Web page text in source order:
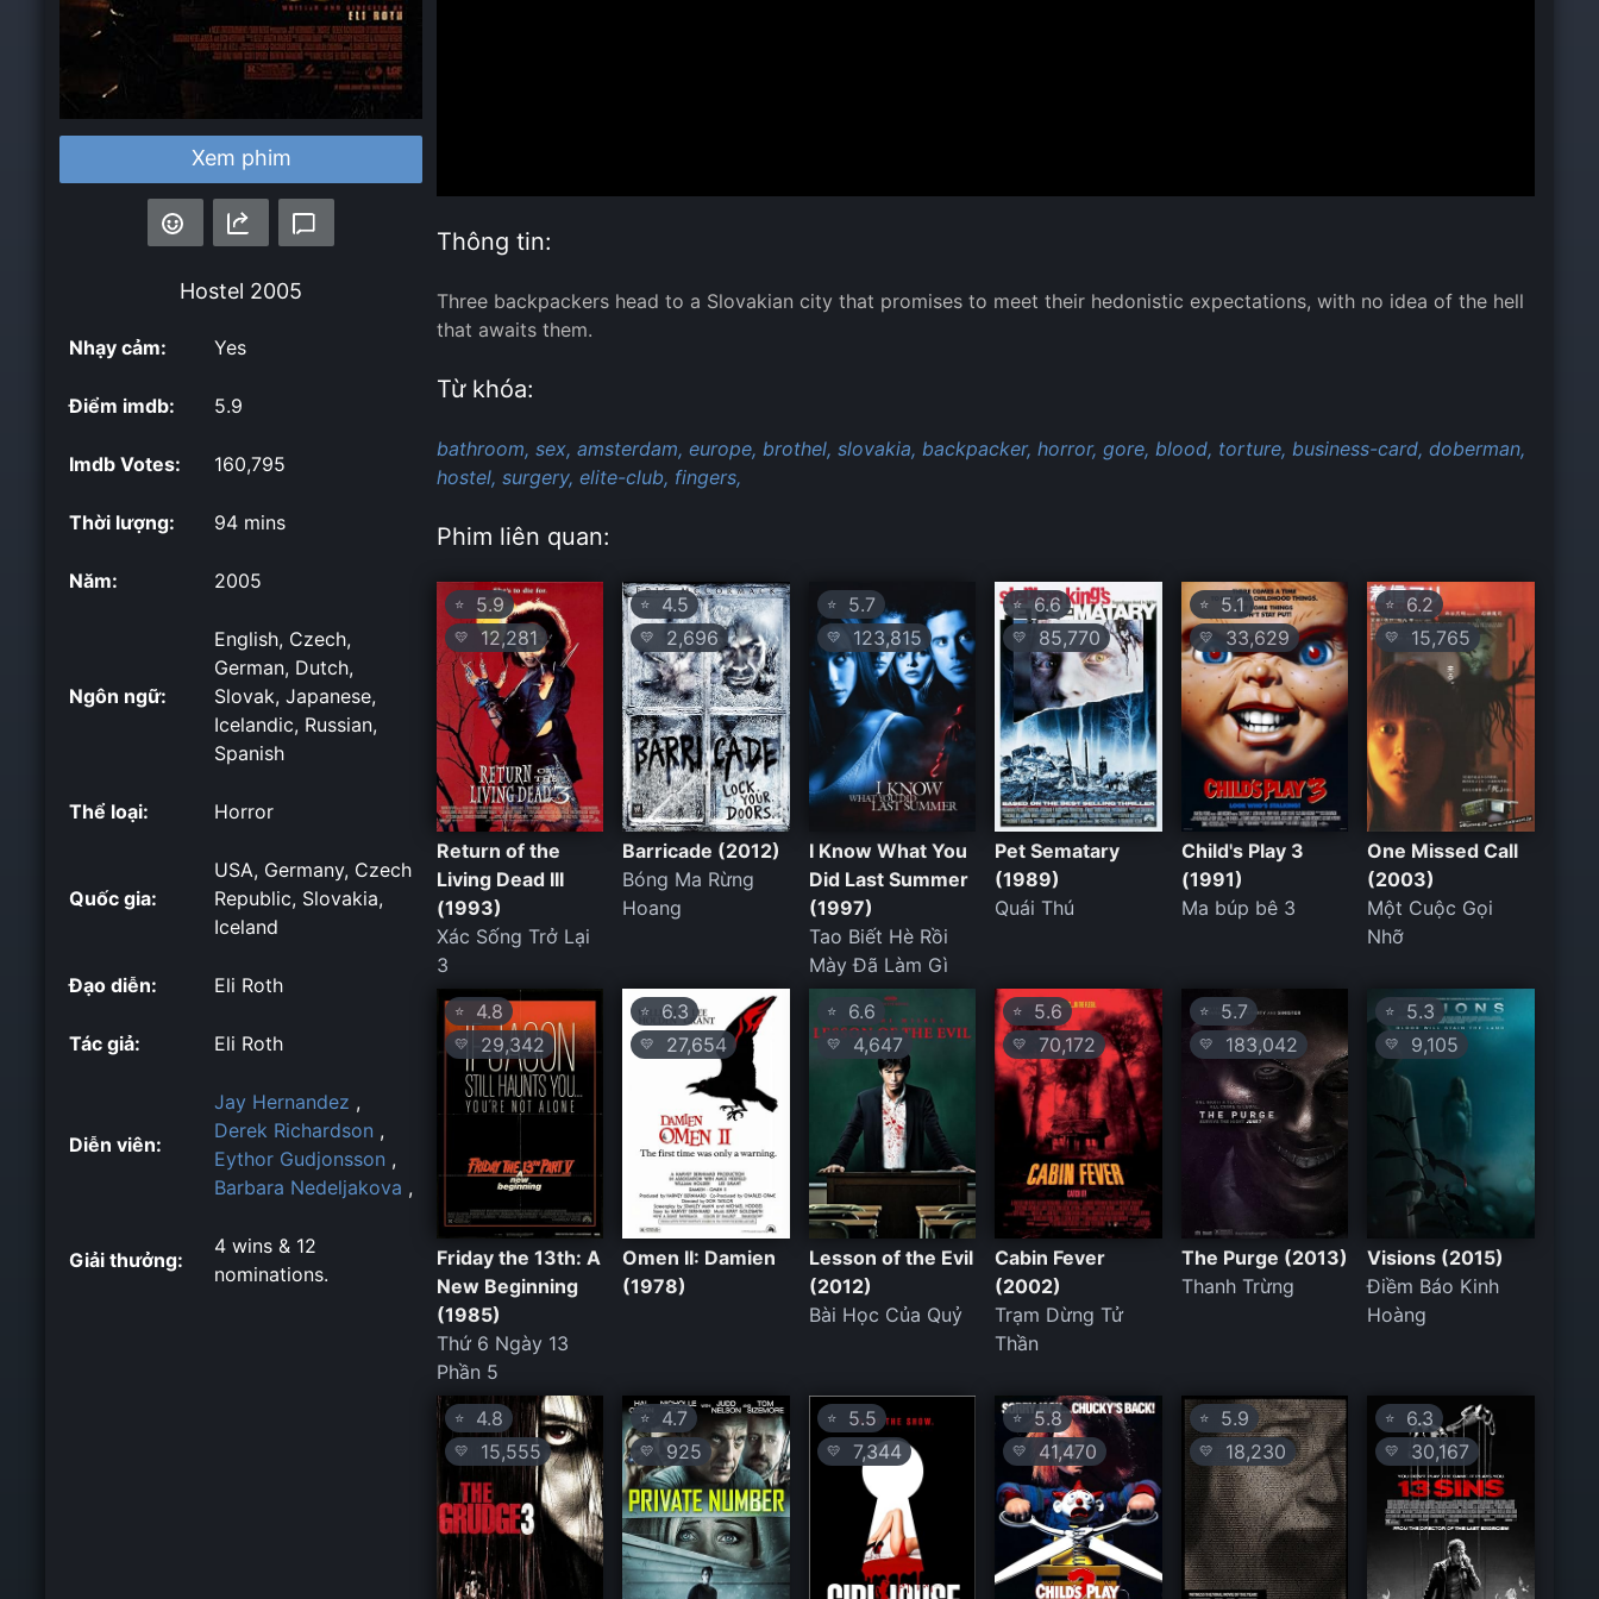
Xem phim
Hostel 2005
Nhạy cảm: Yes
Điểm imdb: 5.9
Imdb Votes: 160,795
Thời lượng: 94 mins
Năm: 2005
Ngôn ngữ:
English, Czech,
German, Dutch,
Slovak, Japanese,
Icelandic, Russian,
Spanish
Thể loại: Horror
Quốc gia:
USA, Germany, Czech
Republic, Slovakia,
Iceland
Đạo diễn: Eli Roth
Tác giả: Eli Roth
Diễn viên:
Jay Hernandez ,
Derek Richardson ,
Eythor Gudjonsson ,
Barbara Nedeljakova ,
Giải thưởng:
4 wins & 12
nominations.
Thông tin:
Three backpackers head to a Slovakian city that promises to meet their hedonistic expectations, with no idea of the hell
that awaits them.
Từ khóa:
bathroom, sex, amsterdam, europe, brothel, slovakia, backpacker, horror, gore, blood, torture, business-card, doberman,
hostel, surgery, elite-club, fingers,
Phim liên quan:
⭐ 5.9
💛 12,281
Return of the
Living Dead III
(1993)
Xác Sống Trở Lại
3
⭐ 4.5
💛 2,696
Barricade (2012)
Bóng Ma Rừng
Hoang
⭐5.7
💛 123,815
I Know What You
Did Last Summer
(1997)
Tao Biết Hè Rồi
Mày Đã Làm Gì
⭐ 6.6
💛 85,770
Pet Sematary
(1989)
Quái Thú
⭐5.1
💛 33,629
Child's Play 3
(1991)
Ma búp bê 3
⭐ 6.2
💛 15,765
One Missed Call
(2003)
Một Cuộc Gọi
Nhỡ
⭐ 4.8
💛 29,342
Friday the 13th: A
New Beginning
(1985)
Thứ 6 Ngày 13
Phần 5
⭐ 6.3
💛 27,654
Omen II: Damien
(1978)
⭐6.6
💛 4,647
Lesson of the Evil
(2012)
Bài Học Của Quỷ
⭐ 5.6
💛 70,172
Cabin Fever
(2002)
Trạm Dừng Tử
Thần
⭐5.7
💛 183,042
The Purge (2013)
Thanh Trừng
⭐ 5.3
💛 9,105
Visions (2015)
Điềm Báo Kinh
Hoàng
⭐ 4.8
💛 15,555
⭐ 4.7
💛 925
⭐5.5
💛 7,344
⭐5.8
💛 41,470
⭐5.9
💛 18,230
⭐ 6.3
💛 30,167